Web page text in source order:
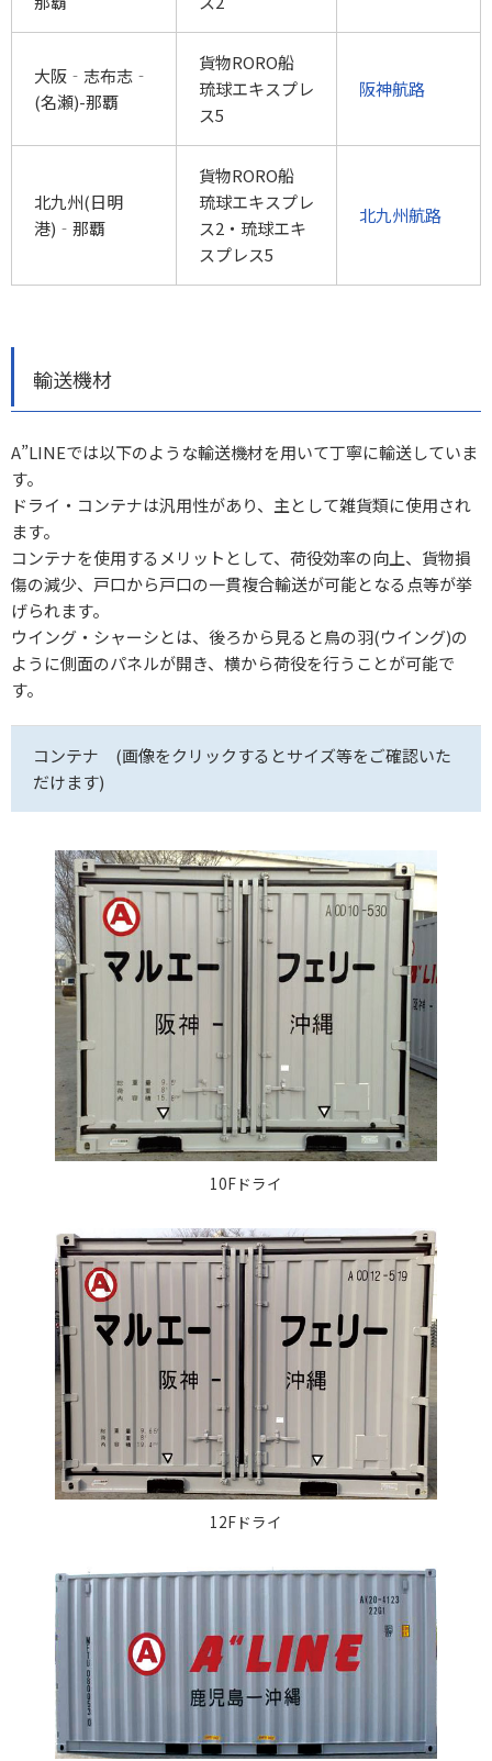
大阪‐志布志‐
(名瀬)-那覇
貨物RORO船
琉球エキスプレ
ス5
阪神航路
北九州(日明
港)‐那覇
貨物RORO船
琉球エキスプレ
ス2・琉球エキ
スプレス5
北九州航路
輸送機材
A”LINEでは以下のような輸送機材を用いて丁寧に輸送していま
す。
ドライ・コンテナは汎用性があり、主として雑貨類に使用され
ます。
コンテナを使用するメリットとして、荷役効率の向上、貨物損
傷の減少、戸口から戸口の一貫複合輸送が可能となる点等が挙
げられます。
ウイング・シャーシとは、後ろから見ると鳥の羽(ウイング)の
ように側面のパネルが開き、横から荷役を行うことが可能で
す。
コンテナ (画像をクリックするとサイズ等をご確認いた
だけます)
10Fドライ
12Fドライ